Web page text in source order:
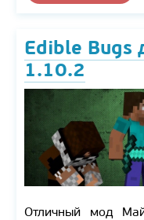
Edible Bugs
1.10.2
Отличный мод